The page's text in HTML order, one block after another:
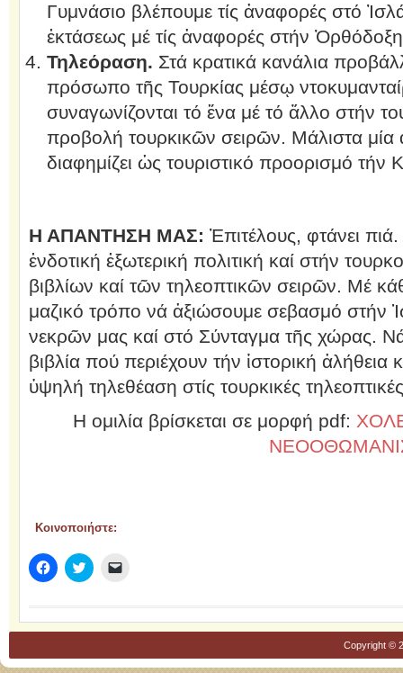
Γυμνάσιο βλέπουμε τίς ἀναφορές στό
ἐκτάσεως μέ τίς ἀναφορές στήν
Τηλεόραση. Στά κρατικά κανάλια
πρόσωπο τῆς Τουρκίας μέσῳ
συναγωνίζονται τό ἕνα μέ τό ἄλλο στήν
προβολή τουρκικῶν σειρῶν. Μάλιστα μία
διαφημίζει ὡς τουριστικό προορισμό
Η ΑΠΑΝΤΗΣΗ ΜΑΣ: Ἐπιτέλους, φτάνει
ἐνδοτική ἐξωτερική πολιτική καί στήν
βιβλίων καί τῶν τηλεοπτικῶν σειρῶν. Μέ
μαζικό τρόπο νά ἀξιώσουμε σεβασμό στήν
νεκρῶν μας καί στό Σύνταγμα τῆς χώρας.
βιβλία πού περιέχουν τήν ἱστορική
ὑψηλή τηλεθέαση στίς τουρκικές
H oμιλία βρίσκεται σε μορφή pdf:
Κοινοποιήστε:
Πατήστε
για
σε
νέο
Κλικ
για
σε
νέο
μέσω
email
έναν/
Copyright ©